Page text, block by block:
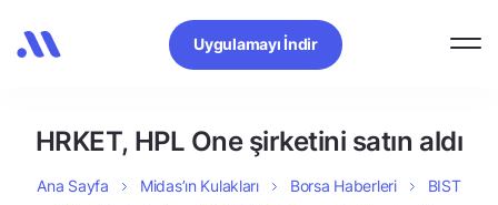
Uygulamayı İndir
HRKET, HPL One şirketini satın aldı
Ana Sayfa Midas’ın Kulakları Borsa Haberleri
BIST